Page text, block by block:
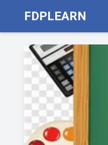
FDPLEARN